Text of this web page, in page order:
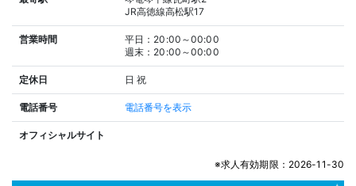
JR高徳線高松駅17
営業時間
平日：20:00～00:00
週末：20:00～00:00
定休日 日 祝
電話番号 電話番号を表示
オフィシャルサイト
※求人有効期限：2026-11-30